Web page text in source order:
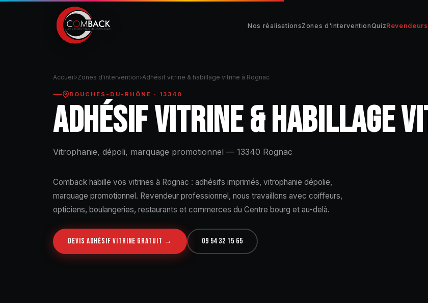
Nos réalisationsZones d'interventionQuizRevendeurs
Accueil›Zones d'intervention›Adhésif vitrine & habillage vitrine à Rognac
BOUCHES-DU-RHÔNE · 13340
ADHÉSIF VITRINE & HABILLAGE
Vitrophanie, dépoli, marquage promotionnel — 13340 Rognac
Comback habille vos vitrines à Rognac : adhésifs imprimés, vitrophanie dépolie,
marquage promotionnel. Revendeur professionnel, nous travaillons avec coiffeurs,
opticiens, boulangeries, restaurants et commerces du Centre bourg et au-delà.
DEVIS ADHÉSIF VITRINE GRATUIT → 09 54 32 15 65